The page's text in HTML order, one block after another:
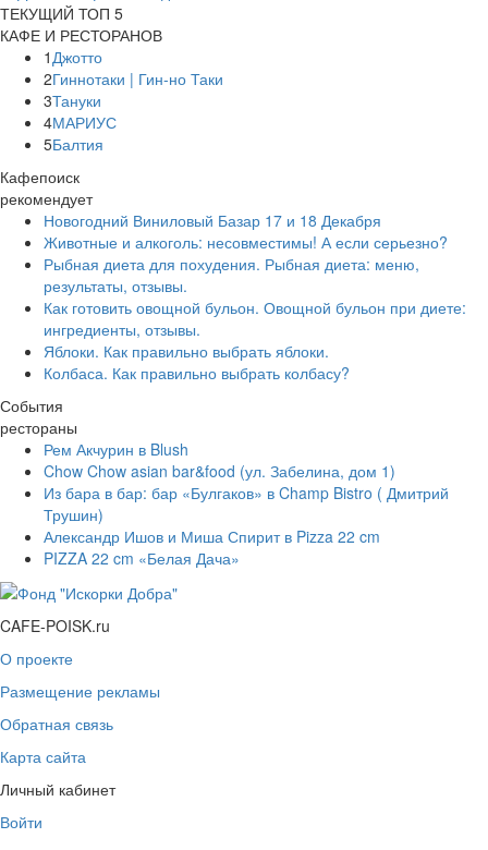
ТЕКУЩИЙ ТОП 5
КАФЕ И РЕСТОРАНОВ
1 Джотто
2Гиннотаки | Гин-но Таки
3Тануки
4МАРИУС
5Балтия
Кафепоиск
рекомендует
Новогодний Виниловый Базар 17 и 18 Декабря
Животные и алкоголь: несовместимы! А если серьезно?
Рыбная диета для похудения. Рыбная диета: меню,
результаты, отзывы.
Как готовить овощной бульон. Овощной бульон при диете:
ингредиенты, отзывы.
Яблоки. Как правильно выбрать яблоки.
Колбаса. Как правильно выбрать колбасу?
События
рестораны
Рем Акчурин в Blush
Chow Chow asian bar&food (ул. Забелина, дом 1)
Из бара в бар: бар «Булгаков» в Champ Bistro ( Дмитрий
Трушин)
Александр Ишов и Миша Спирит в Pizza 22 cm
PIZZA 22 cm «Белая Дача»
CAFE-POISK.ru
О проекте
Размещение рекламы
Обратная связь
Карта сайта
Личный кабинет
Войти